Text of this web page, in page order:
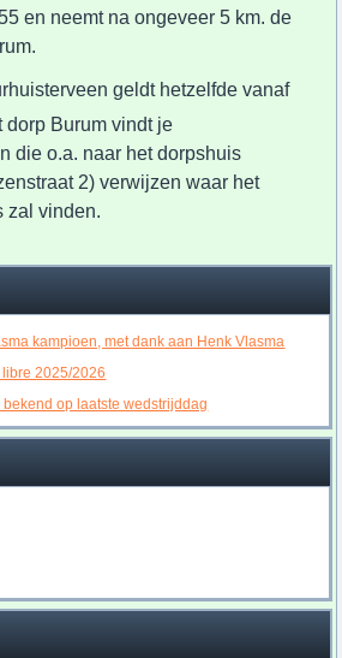
en neemt na ongeveer 5 km. de
geldt hetzelfde vanaf
dorp Burum vindt je
die o.a. naar het dorpshuis
2) verwijzen waar het
zal vinden.
kampioen, met dank aan Henk Vlasma
2025/2026
op laatste wedstrijddag